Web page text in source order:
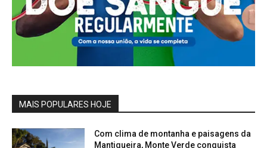
MAIS POPULARES HOJE
Com clima de montanha e paisagens da
Mantiqueira, Monte Verde conquista